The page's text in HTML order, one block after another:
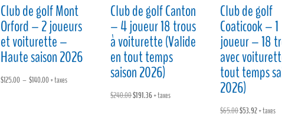
Club de golf Mont
Orford – 2 joueurs
et voiturette –
Haute saison 2026
$125.00 – $140.00Plage
+ taxes
Club de golf Canton
– 4 joueur 18 trous
à voiturette (Valide
en tout temps
saison 2026)
$240.00Le
$191.36Le+ taxes
Club de golf
Coaticook – 1
joueur – 18
avec
tout temps
2026)
$65.00Le
$53.92Le+ taxes